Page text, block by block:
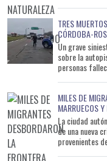
TRES
CÓRDOBA-
Un grave
sobre la
personas
MILES DE
MARRUECOS Y
La ciudad
de una nueva
provenientes